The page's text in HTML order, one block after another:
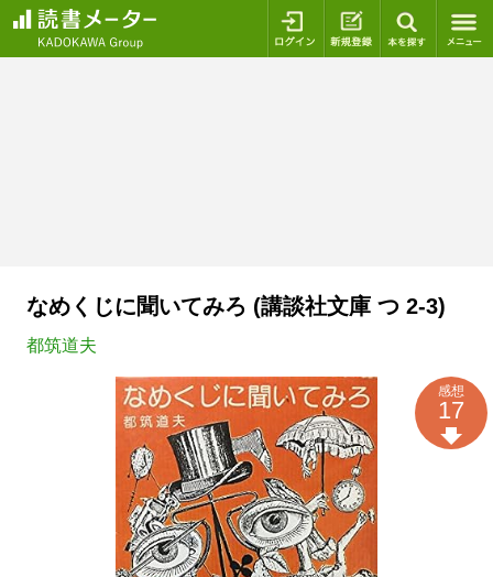
ログイン 新規登録
なめくじに聞いてみろ (講談社文庫 つ 2-3)
都筑道夫
感想
17